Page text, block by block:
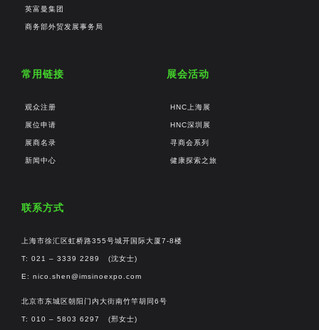
英富曼集团
商务部外贸发展事务局
常用链接
观众注册
展位申请
展商名录
新闻中心
展会活动
HNC上海展
HNC深圳展
寻商会系列
健康探索之旅
联系方式
上海市徐汇区虹桥路355号城开国际大厦7-8楼
T: 021 – 3339 2289 (沈女士)
E: nico.shen@imsinoexpo.com
北京市东城区朝阳门内大街南竹竿胡同6号
T: 010 – 5803 6297 (邢女士)